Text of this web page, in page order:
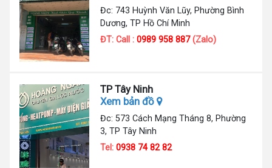
Đc: 743 Huỳnh Văn Lũy, Phường Bình
Dương, TP Hồ Chí Minh
ĐT: Call :0989 958 887(Zalo)
TP Tây Ninh
Xem bản đồ
Đc: 573 Cách Mạng Tháng 8, Phường
3, TP Tây Ninh
Tel:0938 74 82 82